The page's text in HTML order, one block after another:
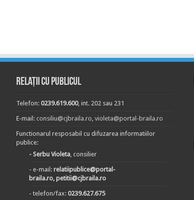
Relații cu publicul
Telefon: 0239.619.600, int. 202 sau 231
E-mail: consiliu@cjbraila.ro, violeta@portal-braila.ro
Functionarul resposabil cu difuzarea informatiilor
publice:
- Serbu Violeta, consilier
- e-mail: relatiipublice@portal-
braila.ro, petitii@cjbraila.ro
- telefon/fax: 0239.627.675